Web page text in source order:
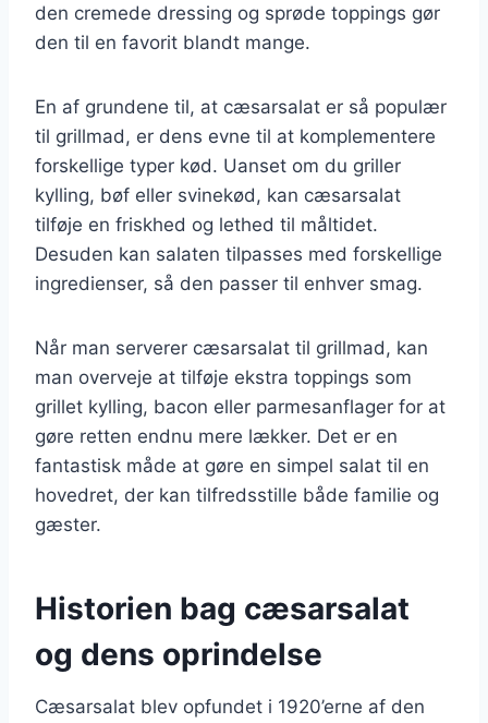
den cremede dressing og sprøde toppings gør
den til en favorit blandt mange.
En af grundene til, at cæsarsalat er så populær
til grillmad, er dens evne til at komplementere
forskellige typer kød. Uanset om du griller
kylling, bøf eller svinekød, kan cæsarsalat
tilføje en friskhed og lethed til måltidet.
Desuden kan salaten tilpasses med forskellige
ingredienser, så den passer til enhver smag.
Når man serverer cæsarsalat til grillmad, kan
man overveje at tilføje ekstra toppings som
grillet kylling, bacon eller parmesanflager for at
gøre retten endnu mere lækker. Det er en
fantastisk måde at gøre en simpel salat til en
hovedret, der kan tilfredsstille både familie og
gæster.
Historien bag cæsarsalat
og dens oprindelse
Cæsarsalat blev opfundet i 1920’erne af den